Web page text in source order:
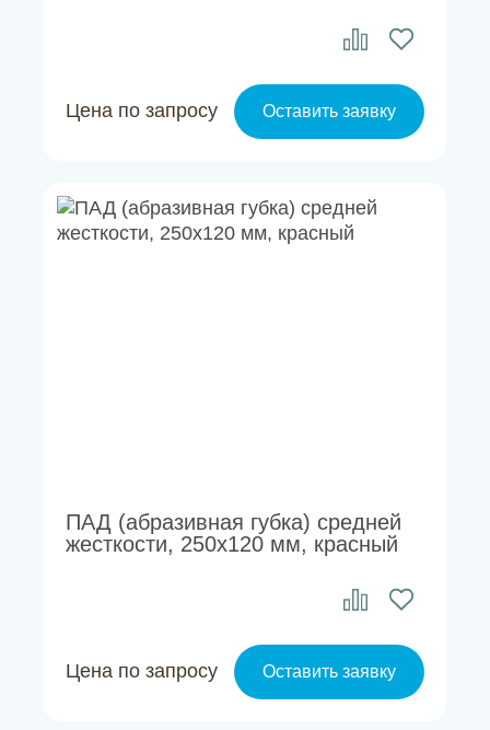
Цена по запросу Оставить заявку
ПАД (абразивная губка) средней
жесткости, 250х120 мм, красный
Цена по запросу Оставить заявку